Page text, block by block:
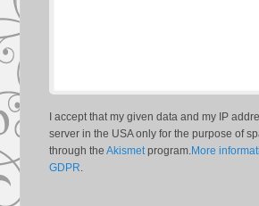
I accept that my given data and my IP
server in the USA only for the purpose of
through theAkismetprogram.More
GDPR.